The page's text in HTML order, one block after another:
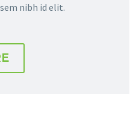
nibh id elit.